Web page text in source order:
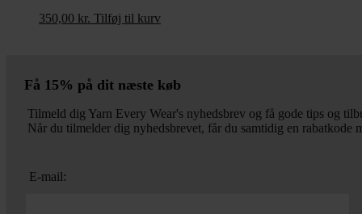
350,00 kr. Tilføj til kurv
Få 15% på dit næste køb
Tilmeld dig Yarn Every Wear's nyhedsbrev og få gode tips og
Når du tilmelder dig nyhedsbrevet, får du samtidig en rabatkode
E-mail: